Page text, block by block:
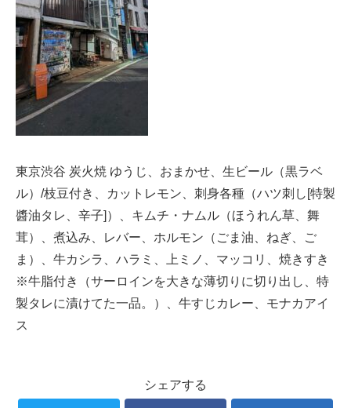
東京渋谷 炭火焼 ゆうじ、おまかせ、生ビール（黒ラベ
ル）/枝豆付き、カットレモン、刺身各種（ハツ刺し[特製
醬油タレ、辛子]）、キムチ・ナムル（ほうれん草、舞
茸）、煮込み、レバー、ホルモン（ごま油、ねぎ、ご
ま）、牛カシラ、ハラミ、上ミノ、マッコリ、焼きすき
※牛脂付き（サーロインを大きな薄切りに切り出し、特
製タレに漬けてた一品。）、牛すじカレー、モナカアイ
ス
シェアする